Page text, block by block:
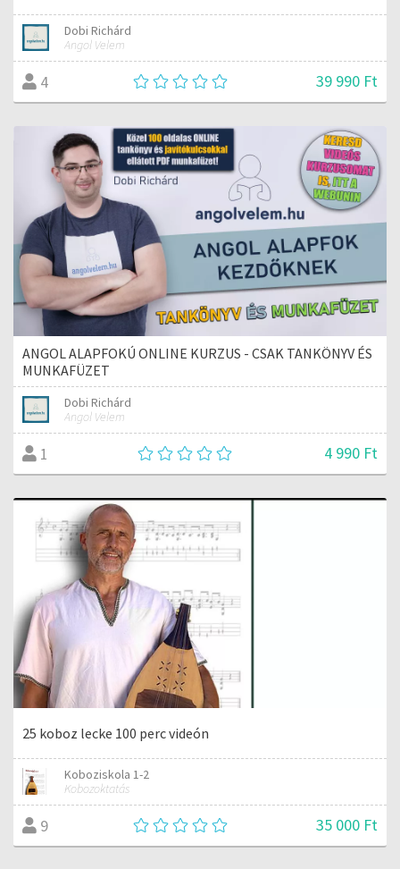
Dobi Richárd
Angol Velem
4 39 990 Ft
ANGOL ALAPFOKÚ ONLINE KURZUS - CSAK TANKÖNYV ÉS
MUNKAFÜZET
Dobi Richárd
Angol Velem
1 4 990 Ft
25 koboz lecke 100 perc videón
Koboziskola 1-2
Kobozoktatás
9 35 000 Ft